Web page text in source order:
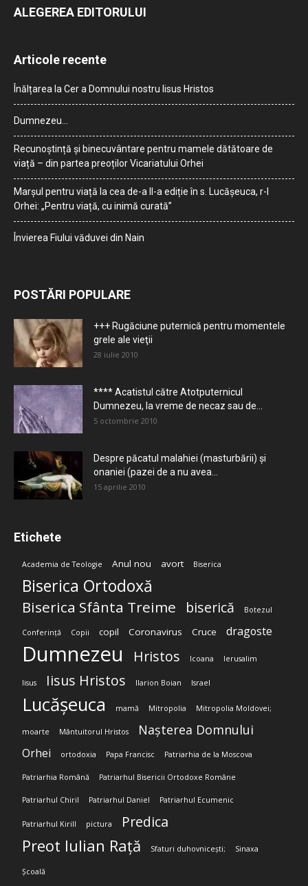
ALEGEREA EDITORULUI
Articole recente
Înălțarea la Cer a Domnului nostru Iisus Hristos
Dumnezeu…
Recunoștință și binecuvântare pentru mamele dătătoare de
viață – din partea preoților Vicariatului Orhei
Marșul pentru viață la cea de-a II-a ediție în s. Lucășeuca, r-l
Orhei: „Pentru viață, cu inimă curată”
Învierea Fiului văduvei din Nain
POSTĂRI POPULARE
+++ Rugăciune puternică pentru momentele
grele ale vieţii
28 iulie 2010
**** Acatistul către Atotputernicul
Dumnezeu, la vreme de necaz sau de...
5 octombrie 2010
Despre păcatul malahiei (masturbării) şi
onaniei (pazei de a nu avea...
15 aprilie 2010
Etichete
Academia de Teologie Anul nou avort Biserica
Biserica Ortodoxă
Biserica Sfânta Treime biserică Botezul
Conferință Copii copil Coronavirus Cruce dragoste
Dumnezeu Hristos Icoana Ierusalim
Iisus Iisus Hristos Ilarion Boian Israel
Lucășeuca mamă Mitropolia Mitropolia Moldovei;
moarte Mântuitorul Hristos Nașterea Domnului
Orhei ortodoxia Papa Francisc Patriarhia de la Moscova
Patriarhia Română Patriarhul Bisericii Ortodoxe Române
Patriarhul Chiril Patriarhul Daniel Patriarhul Ecumenic
Patriarhul Kirill pictura Predica
Preot Iulian Rață Sfaturi duhovnicești; Sinaxa
Școală